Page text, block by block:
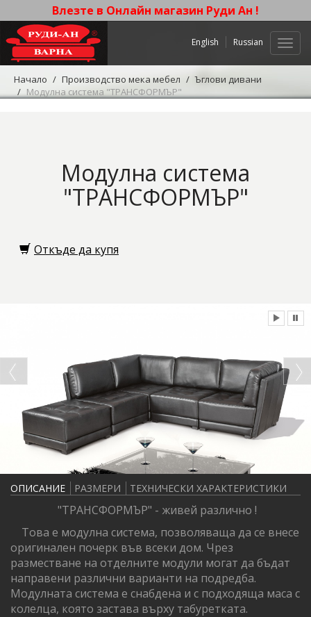
Влезте в Онлайн магазин Руди Ан !
English Russian
Начало Производство мека мебел
Ъглови дивани
Модулна система "ТРАНСФОРМЪР"
Модулна система
"ТРАНСФОРМЪР"
Откъде да купя
ОПИСАНИЕ РАЗМЕРИ ТЕХНИЧЕСКИ ХАРАКТЕРИСТИКИ
"ТРАНСФОРМЪР" - живей различно !
Това е модулна система, позволяваща да се внесе
оригинален почерк във всеки дом. Чрез
разместване на отделните модули могат да бъдат
направени различни варианти на подредба.
Модулната система е снабдена и с подходяща маса с
колелца, която застава върху табуретката.